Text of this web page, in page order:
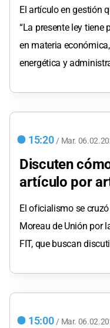
El artículo en gestión
“La presente ley tiene
en materia
energética y
15:20 / Mar.
Discuten
artículo por
El oficialismo se
Moreau de Unión por
FIT, que buscan
15:00 / Mar.